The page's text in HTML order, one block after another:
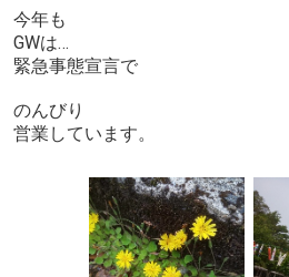
今年も
GWは…
緊急事態宣言で
のんびり
営業しています。